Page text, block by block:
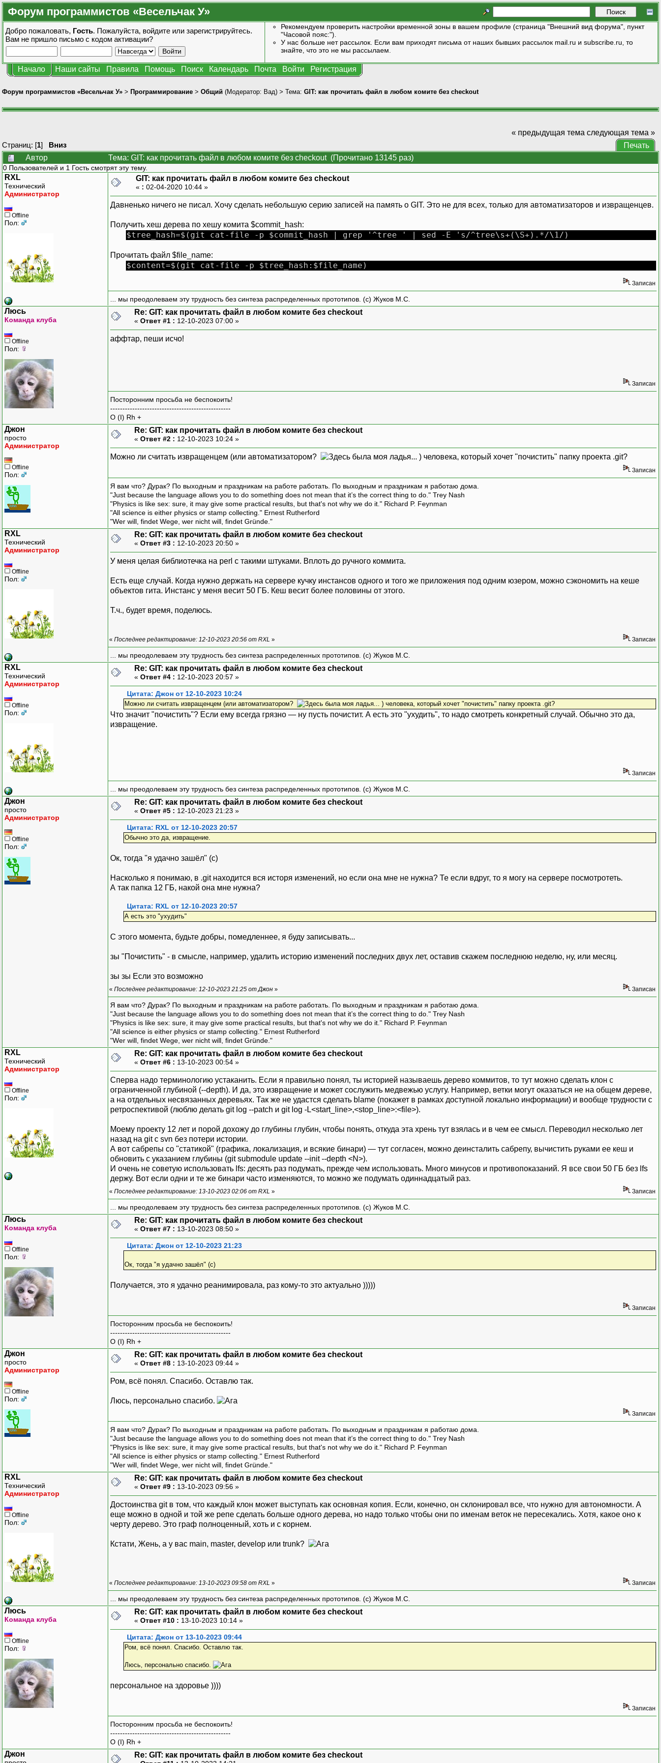
Форум программистов «Весельчак У»
Добро пожаловать, Гость. Пожалуйста, войдите или зарегистрируйтесь.
Вам не пришло письмо с кодом активации?
Рекомендуем проверить настройки временной зоны в вашем профиле (страница "Внешний вид форума", пункт
"Часовой пояс:").
У нас больше нет рассылок. Если вам приходят письма от наших бывших рассылок mail.ru и subscribe.ru, то
знайте, что это не мы рассылаем.
Начало Наши сайты Правила Помощь Поиск Календарь Почта Войти Регистрация
Форум программистов «Весельчак У» > Программирование > Общий (Модератор: Вад) > Тема: GIT: как прочитать файл в любом комите без checkout
Страниц: [1] Вниз
« предыдущая тема следующая тема »
Печать
Автор
Тема: GIT: как прочитать файл в любом комите без checkout (Прочитано 13145 раз)
0 Пользователей и 1 Гость смотрят эту тему.
RXL
Технический
Администратор
Offline
Пол:
GIT: как прочитать файл в любом комите без checkout
« : 02-04-2020 10:44 »
Давненько ничего не писал. Хочу сделать небольшую серию записей на память о GIT. Это не для всех, только для автоматизаторов и извращенцев.
Получить хеш дерева по хешу комита $commit_hash:
$tree_hash=$(git cat-file -p $commit_hash | grep '^tree ' | sed -E 's/^tree\s+(\S+).*/\1/)
Прочитать файл $file_name:
$content=$(git cat-file -p $tree_hash:$file_name)
Записан
... мы преодолеваем эту трудность без синтеза распределенных прототипов. (с) Жуков М.С.
Люсь
Команда клуба
Offline
Пол:
Re: GIT: как прочитать файл в любом комите без checkout
« Ответ #1 : 12-10-2023 07:00 »
аффтар, пеши исчо!
Записан
Посторонним просьба не беспокоить!
-------------------------------------------------
O (I) Rh +
Джон
просто
Администратор
Offline
Пол:
Re: GIT: как прочитать файл в любом комите без checkout
« Ответ #2 : 12-10-2023 10:24 »
Можно ли считать извращенцем (или автоматизатором? ) человека, который хочет "почистить" папку проекта .git?
Записан
Я вам что? Дурак? По выходным и праздникам на работе работать. По выходным и праздникам я работаю дома.
"Just because the language allows you to do something does not mean that it’s the correct thing to do." Trey Nash
"Physics is like sex: sure, it may give some practical results, but that's not why we do it." Richard P. Feynman
"All science is either physics or stamp collecting." Ernest Rutherford
"Wer will, findet Wege, wer nicht will, findet Gründe."
RXL
Технический
Администратор
Offline
Пол:
Re: GIT: как прочитать файл в любом комите без checkout
« Ответ #3 : 12-10-2023 20:50 »
У меня целая библиотечка на perl с такими штуками. Вплоть до ручного коммита.
Есть еще случай. Когда нужно держать на сервере кучку инстансов одного и того же приложения под одним юзером, можно сэкономить на кеше
объектов гита. Инстанс у меня весит 50 ГБ. Кеш весит более половины от этого.
Т.ч., будет время, поделюсь.
« Последнее редактирование: 12-10-2023 20:56 от RXL » Записан
... мы преодолеваем эту трудность без синтеза распределенных прототипов. (с) Жуков М.С.
RXL
Технический
Администратор
Offline
Пол:
Re: GIT: как прочитать файл в любом комите без checkout
« Ответ #4 : 12-10-2023 20:57 »
Цитата: Джон от 12-10-2023 10:24
Можно ли считать извращенцем (или автоматизатором?
) человека, который хочет "почистить" папку проекта .git?
Что значит "почистить"? Если ему всегда грязно — ну пусть почистит. А есть это "ухудить", то надо смотреть конкретный случай. Обычно это да,
извращение.
Записан
... мы преодолеваем эту трудность без синтеза распределенных прототипов. (с) Жуков М.С.
Джон
просто
Администратор
Offline
Пол:
Re: GIT: как прочитать файл в любом комите без checkout
« Ответ #5 : 12-10-2023 21:23 »
Цитата: RXL от 12-10-2023 20:57
Обычно это да, извращение.
Ок, тогда "я удачно зашёл" (с)
Насколько я понимаю, в .git находится вся исторя изменений, но если она мне не нужна? Те если вдруг, то я могу на сервере посмотротеть.
А так папка 12 ГБ, накой она мне нужна?
Цитата: RXL от 12-10-2023 20:57
А есть это "ухудить"
С этого момента, будьте добры, помедленнее, я буду записывать...
зы "Почистить" - в смысле, например, удалить историю изменений последних двух лет, оставив скажем последнюю неделю, ну, или месяц.
зы зы Если это возможно
« Последнее редактирование: 12-10-2023 21:25 от Джон » Записан
Я вам что? Дурак? По выходным и праздникам на работе работать. По выходным и праздникам я работаю дома.
"Just because the language allows you to do something does not mean that it’s the correct thing to do." Trey Nash
"Physics is like sex: sure, it may give some practical results, but that's not why we do it." Richard P. Feynman
"All science is either physics or stamp collecting." Ernest Rutherford
"Wer will, findet Wege, wer nicht will, findet Gründe."
RXL
Технический
Администратор
Offline
Пол:
Re: GIT: как прочитать файл в любом комите без checkout
« Ответ #6 : 13-10-2023 00:54 »
Сперва надо терминологию устаканить. Если я правильно понял, ты историей называешь дерево коммитов, то тут можно сделать клон с
ограниченной глубиной (--depth). И да, это извращение и может сослужить медвежью услугу. Например, ветки могут оказаться не на общем дереве,
а на отдельных несвязанных деревьях. Так же не удастся сделать blame (покажет в рамках доступной локально информации) и вообще трудности с
ретроспективой (люблю делать git log --patch и git log -L<start_line>,<stop_line>:<file>).
Моему проекту 12 лет и порой дохожу до глубины глубин, чтобы понять, откуда эта хрень тут взялась и в чем ее смысл. Переводил несколько лет
назад на git с svn без потери истории.
А вот сабрепы со "статикой" (графика, локализация, и всякие бинари) — тут согласен, можно деинсталить сабрепу, вычистить руками ее кеш и
обновить с указанием глубины (git submodule update --init --depth <N>).
И очень не советую использовать lfs: десять раз подумать, прежде чем использовать. Много минусов и противопоказаний. Я все свои 50 ГБ без lfs
держу. Вот если одни и те же бинари часто изменяются, то можно же подумать одиннадцатый раз.
« Последнее редактирование: 13-10-2023 02:06 от RXL » Записан
... мы преодолеваем эту трудность без синтеза распределенных прототипов. (с) Жуков М.С.
Люсь
Команда клуба
Offline
Пол:
Re: GIT: как прочитать файл в любом комите без checkout
« Ответ #7 : 13-10-2023 08:50 »
Цитата: Джон от 12-10-2023 21:23
Ок, тогда "я удачно зашёл" (с)
Получается, это я удачно реанимировала, раз кому-то это актуально )))))
Записан
Посторонним просьба не беспокоить!
-------------------------------------------------
O (I) Rh +
Джон
просто
Администратор
Offline
Пол:
Re: GIT: как прочитать файл в любом комите без checkout
« Ответ #8 : 13-10-2023 09:44 »
Ром, всё понял. Спасибо. Оставлю так.
Люсь, персонально спасибо.
Записан
Я вам что? Дурак? По выходным и праздникам на работе работать. По выходным и праздникам я работаю дома.
"Just because the language allows you to do something does not mean that it’s the correct thing to do." Trey Nash
"Physics is like sex: sure, it may give some practical results, but that's not why we do it." Richard P. Feynman
"All science is either physics or stamp collecting." Ernest Rutherford
"Wer will, findet Wege, wer nicht will, findet Gründe."
RXL
Технический
Администратор
Offline
Пол:
Re: GIT: как прочитать файл в любом комите без checkout
« Ответ #9 : 13-10-2023 09:56 »
Достоинства git в том, что каждый клон может выступать как основная копия. Если, конечно, он склонировал все, что нужно для автономности. А
еще можно в одной и той же репе сделать больше одного дерева, но надо только чтобы они по именам веток не пересекались. Хотя, какое оно к
черту дерево. Это граф полноценный, хоть и с корнем.
Кстати, Жень, а у вас main, master, develop или trunk?
« Последнее редактирование: 13-10-2023 09:58 от RXL » Записан
... мы преодолеваем эту трудность без синтеза распределенных прототипов. (с) Жуков М.С.
Люсь
Команда клуба
Offline
Пол:
Re: GIT: как прочитать файл в любом комите без checkout
« Ответ #10 : 13-10-2023 10:14 »
Цитата: Джон от 13-10-2023 09:44
Ром, всё понял. Спасибо. Оставлю так.
Люсь, персонально спасибо.
персональное на здоровье ))))
Записан
Посторонним просьба не беспокоить!
-------------------------------------------------
O (I) Rh +
Джон Re: GIT: как прочитать файл в любом комите без checkout